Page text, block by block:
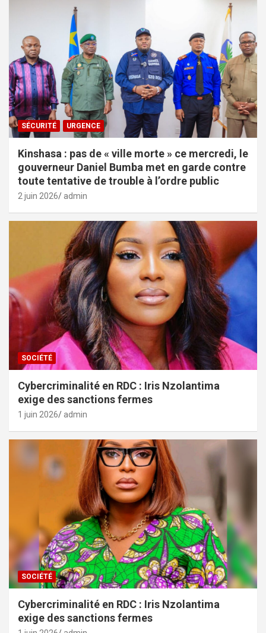
SÉCURITÉ URGENCE
Kinshasa : pas de « ville morte » ce mercredi, le
gouverneur Daniel Bumba met en garde contre
toute tentative de trouble à l’ordre public
2 juin 2026 admin
SOCIÉTÉ
Cybercriminalité en RDC : Iris Nzolantima
exige des sanctions fermes
1 juin 2026 admin
SOCIÉTÉ
Cybercriminalité en RDC : Iris Nzolantima
exige des sanctions fermes